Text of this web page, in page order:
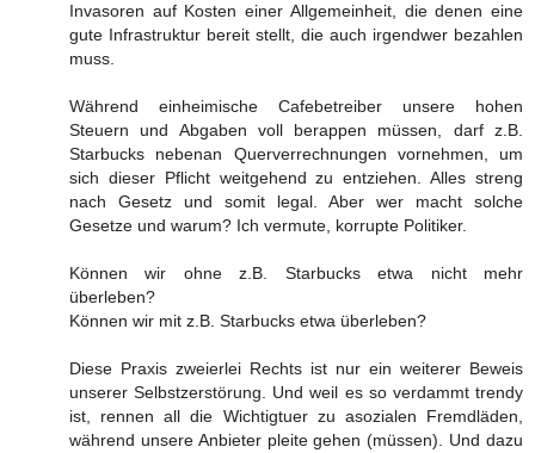
Invasoren auf Kosten einer Allgemeinheit, die denen eine
gute Infrastruktur bereit stellt, die auch irgendwer bezahlen
muss.
Während einheimische Cafebetreiber unsere hohen
Steuern und Abgaben voll berappen müssen, darf z.B.
Starbucks nebenan Querverrechnungen vornehmen, um
sich dieser Pflicht weitgehend zu entziehen. Alles streng
nach Gesetz und somit legal. Aber wer macht solche
Gesetze und warum? Ich vermute, korrupte Politiker.
Können wir ohne z.B. Starbucks etwa nicht mehr
überleben?
Können wir mit z.B. Starbucks etwa überleben?
Diese Praxis zweierlei Rechts ist nur ein weiterer Beweis
unserer Selbstzerstörung. Und weil es so verdammt trendy
ist, rennen all die Wichtigtuer zu asozialen Fremdläden,
während unsere Anbieter pleite gehen (müssen). Und dazu